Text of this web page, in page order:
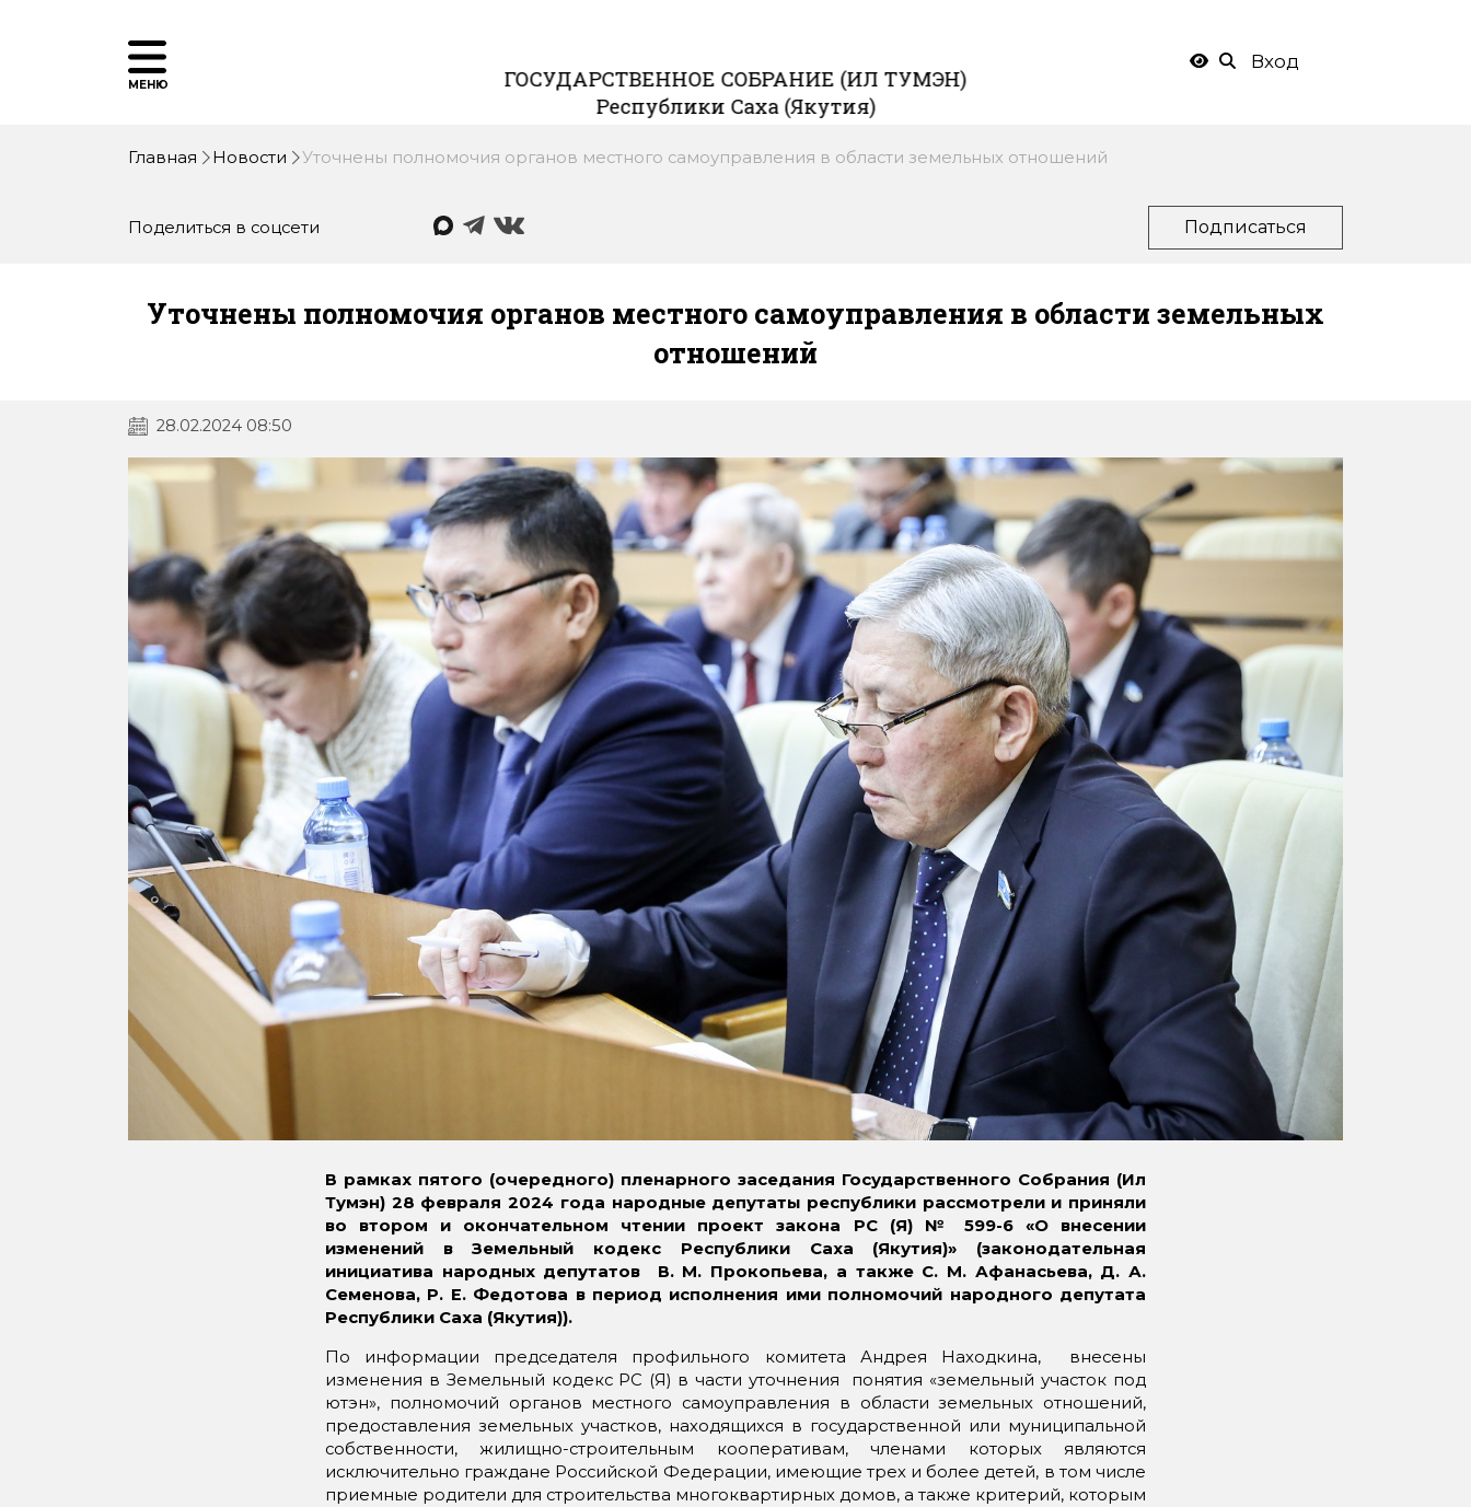
МЕНЮ
ГОСУДАРСТВЕННОЕ СОБРАНИЕ (ИЛ ТУМЭН)
Республики Саха (Якутия)
Вход
Главная Новости Уточнены полномочия органов местного самоуправления в области земельных отношений
Поделиться в соцсети Подписаться
Уточнены полномочия органов местного самоуправления в области земельных
отношений
28.02.2024 08:50
В рамках пятого (очередного) пленарного заседания Государственного Собрания (Ил
Тумэн) 28 февраля 2024 года народные депутаты республики рассмотрели и приняли
во втором и окончательном чтении проект закона РС (Я) № 599-6 «О внесении
изменений в Земельный кодекс Республики Саха (Якутия)» (законодательная
инициатива народных депутатов В. М. Прокопьева, а также С. М. Афанасьева, Д. А.
Семенова, Р. Е. Федотова в период исполнения ими полномочий народного депутата
Республики Саха (Якутия)).
По информации председателя профильного комитета Андрея Находкина, внесены
изменения в Земельный кодекс РС (Я) в части уточнения понятия «земельный участок под
ютэн», полномочий органов местного самоуправления в области земельных отношений,
предоставления земельных участков, находящихся в государственной или муниципальной
собственности, жилищно-строительным кооперативам, членами которых являются
исключительно граждане Российской Федерации, имеющие трех и более детей, в том числе
приемные родители для строительства многоквартирных домов, а также критерий, которым